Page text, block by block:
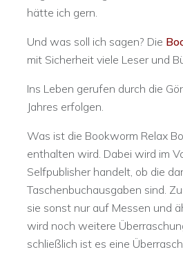
hätte ich gern.
Und was soll ich sagen? Die
mit Sicherheit viele Leser und
Ins Leben gerufen durch die
Jahres erfolgen.
Was ist die Bookworm Relax
enthalten wird. Dabei wird im
Selfpublisher handelt, ob die
Taschenbuchausgaben sind.
sie sonst nur auf Messen und
wird noch weitere
schließlich ist es eine